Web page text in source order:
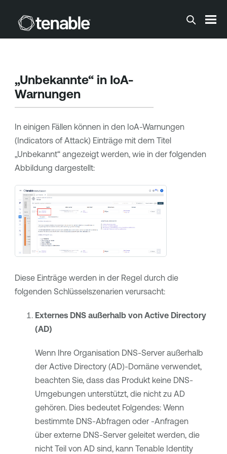
Zum Hauptinhalt springen
„Unbekannte“ in IoA-
Warnungen
In einigen Fällen können in den IoA-Warnungen
(Indicators of Attack) Einträge mit dem Titel
„Unbekannt“ angezeigt werden, wie in der folgenden
Abbildung dargestellt:
Diese Einträge werden in der Regel durch die
folgenden Schlüsselszenarien verursacht:
Externes DNS außerhalb von Active Directory
(AD)
Wenn Ihre Organisation DNS-Server außerhalb
der Active Directory (AD)-Domäne verwendet,
beachten Sie, dass das Produkt keine DNS-
Umgebungen unterstützt, die nicht zu AD
gehören. Dies bedeutet Folgendes: Wenn
bestimmte DNS-Abfragen oder -Anfragen
über externe DNS-Server geleitet werden, die
nicht Teil von AD sind, kann Tenable Identity